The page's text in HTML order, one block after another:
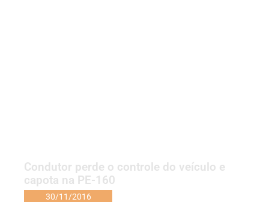
Condutor perde o controle do veículo e
capota na PE-160
30/11/2016